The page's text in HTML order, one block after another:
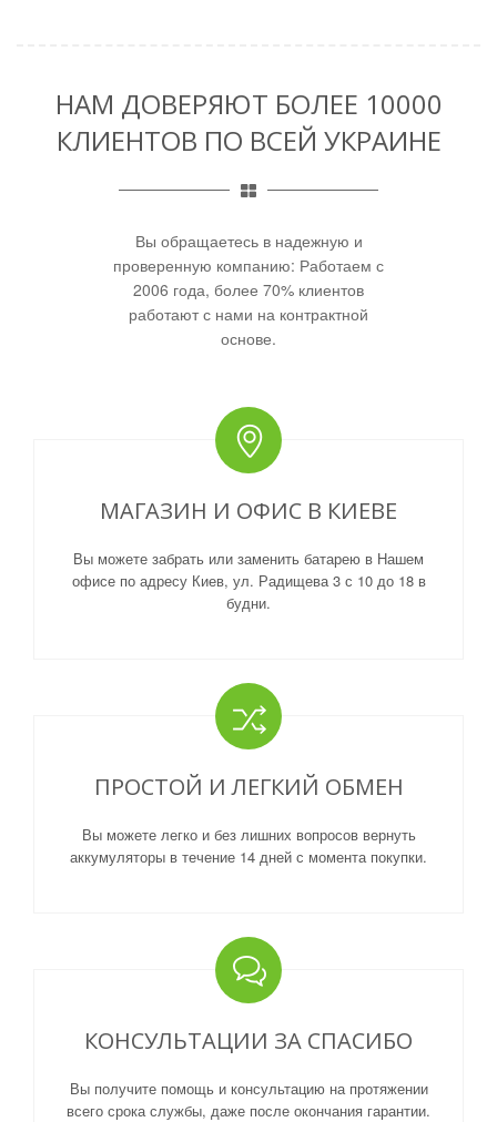
НАМ ДОВЕРЯЮТ БОЛЕЕ 10000
КЛИЕНТОВ ПО ВСЕЙ УКРАИНЕ
Вы обращаетесь в надежную и
проверенную компанию: Работаем с
2006 года, более 70% клиентов
работают с нами на контрактной
основе.
МАГАЗИН И ОФИС В КИЕВЕ
Вы можете забрать или заменить батарею в Нашем
офисе по адресу Киев, ул. Радищева 3 с 10 до 18 в
будни.
ПРОСТОЙ И ЛЕГКИЙ ОБМЕН
Вы можете легко и без лишних вопросов вернуть
аккумуляторы в течение 14 дней с момента покупки.
КОНСУЛЬТАЦИИ ЗА СПАСИБО
Вы получите помощь и консультацию на протяжении
всего срока службы, даже после окончания гарантии.